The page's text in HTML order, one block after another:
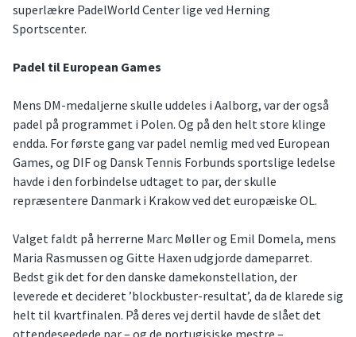
superlækre PadelWorld Center lige ved Herning
Sportscenter.
Padel til European Games
Mens DM-medaljerne skulle uddeles i Aalborg, var der også
padel på programmet i Polen. Og på den helt store klinge
endda. For første gang var padel nemlig med ved European
Games, og DIF og Dansk Tennis Forbunds sportslige ledelse
havde i den forbindelse udtaget to par, der skulle
repræsentere Danmark i Krakow ved det europæiske OL.
Valget faldt på herrerne Marc Møller og Emil Domela, mens
Maria Rasmussen og Gitte Haxen udgjorde dameparret.
Bedst gik det for den danske damekonstellation, der
leverede et decideret ’blockbuster-resultat’, da de klarede sig
helt til kvartfinalen. På deres vej dertil havde de slået det